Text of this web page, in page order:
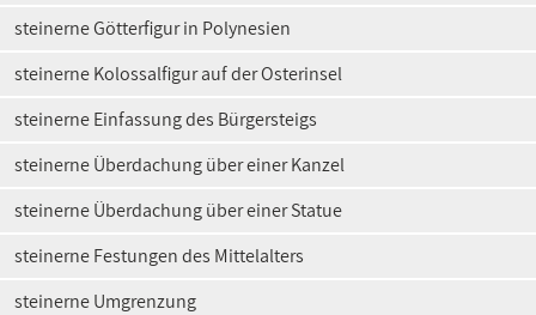
steinerne Götterfigur in Polynesien
steinerne Kolossalfigur auf der Osterinsel
steinerne Einfassung des Bürgersteigs
steinerne Überdachung über einer Kanzel
steinerne Überdachung über einer Statue
steinerne Festungen des Mittelalters
steinerne Umgrenzung